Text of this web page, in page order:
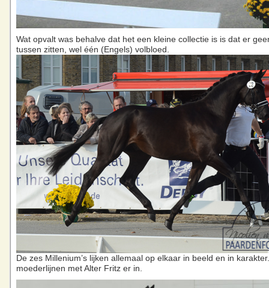
Wat opvalt was behalve dat het een kleine collectie is is dat er
tussen zitten, wel één (Engels) volbloed.
De zes Millenium’s lijken allemaal op elkaar in beeld en in
moederlijnen met Alter Fritz er in.